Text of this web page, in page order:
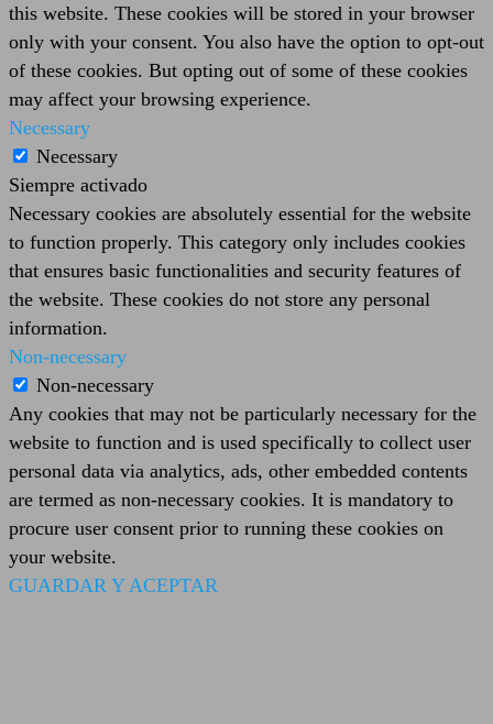
this website. These cookies will be stored in your browser
only with your consent. You also have the option to opt-out
of these cookies. But opting out of some of these cookies
may affect your browsing experience.
Necessary
Necessary
Siempre activado
Necessary cookies are absolutely essential for the website
to function properly. This category only includes cookies
that ensures basic functionalities and security features of
the website. These cookies do not store any personal
information.
Non-necessary
Non-necessary
Any cookies that may not be particularly necessary for the
website to function and is used specifically to collect user
personal data via analytics, ads, other embedded contents
are termed as non-necessary cookies. It is mandatory to
procure user consent prior to running these cookies on
your website.
GUARDAR Y ACEPTAR